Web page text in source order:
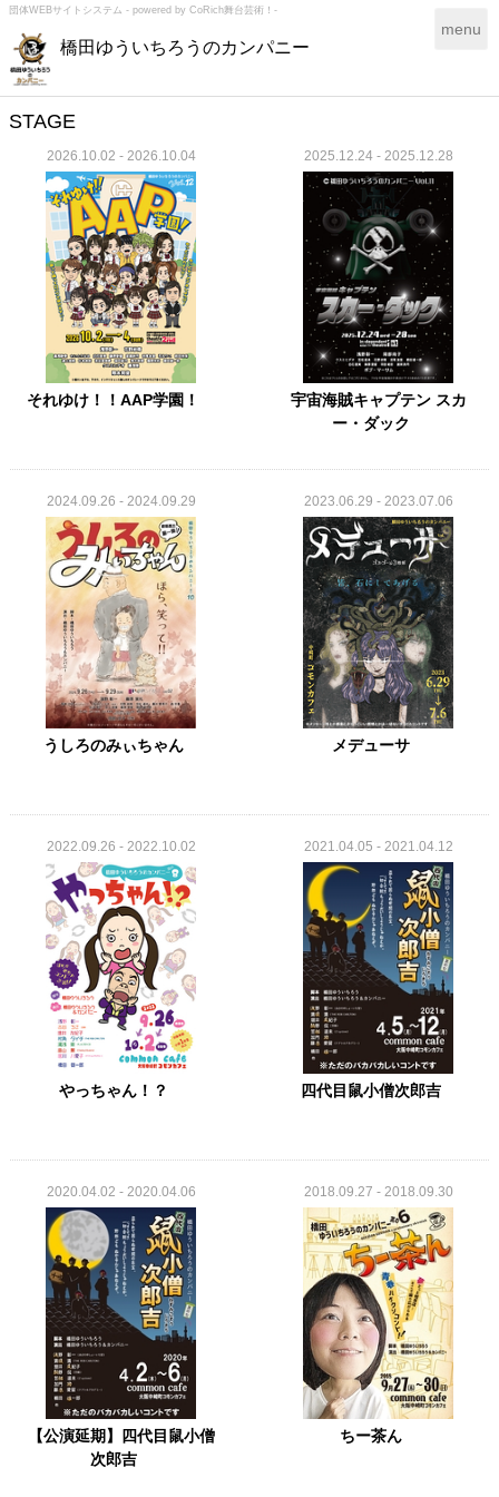
団体WEBサイトシステム - powered by CoRich舞台芸術！-
橋田ゆういちろうのカンパニー
T
g
n
a
v
g
a
t
i
o
n
menu
STAGE
2026.10.02 - 2026.10.04
それゆけ！！AAP学園！
2025.12.24 - 2025.12.28
宇宙海賊キャプテン スカ
ー・ダック
2024.09.26 - 2024.09.29
うしろのみぃちゃん
2023.06.29 - 2023.07.06
メデューサ
2022.09.26 - 2022.10.02
やっちゃん！？
2021.04.05 - 2021.04.12
四代目鼠小僧次郎吉
2020.04.02 - 2020.04.06
【公演延期】四代目鼠小僧
次郎吉
2018.09.27 - 2018.09.30
ちー茶ん